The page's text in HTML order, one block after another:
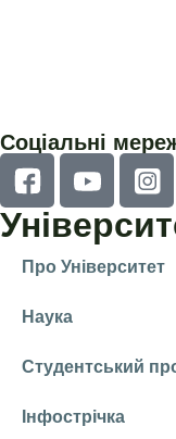
Соціальні
Про Університет
Наука
Студентський
Інфострічка